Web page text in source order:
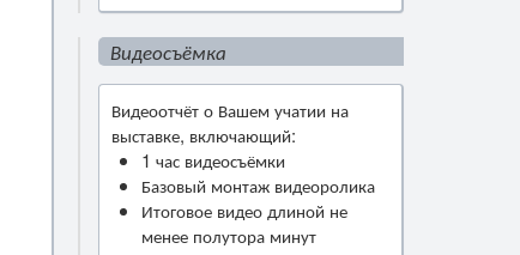
Видеосъёмка
Видеоотчёт о Вашем учатии на
выставке, включающий:
1 час видеосъёмки
Базовый монтаж видеоролика
Итоговое видео длиной не
менее полутора минут